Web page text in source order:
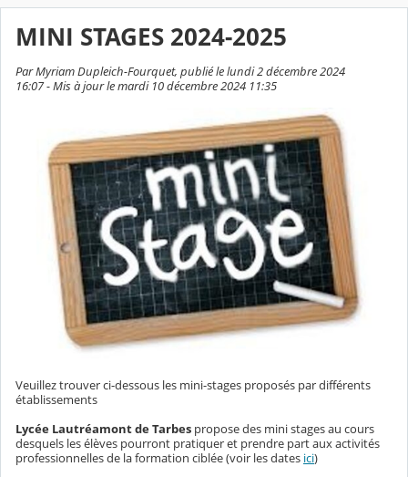
MINI STAGES 2024-2025
Par Myriam Dupleich-Fourquet, publié le lundi 2 décembre 2024
16:07 - Mis à jour le mardi 10 décembre 2024 11:35
Veuillez trouver ci-dessous les mini-stages proposés par différents
établissements
Lycée Lautréamont de Tarbes propose des mini stages au cours
desquels les élèves pourront pratiquer et prendre part aux activités
professionnelles de la formation ciblée (voir les dates ici)